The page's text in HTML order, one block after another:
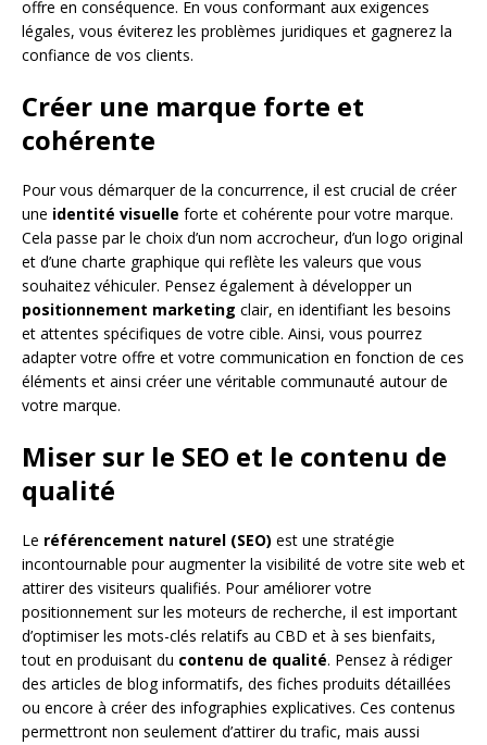
offre en conséquence. En vous conformant aux exigences
légales, vous éviterez les problèmes juridiques et gagnerez la
confiance de vos clients.
Créer une marque forte et
cohérente
Pour vous démarquer de la concurrence, il est crucial de créer
une identité visuelle forte et cohérente pour votre marque.
Cela passe par le choix d’un nom accrocheur, d’un logo original
et d’une charte graphique qui reflète les valeurs que vous
souhaitez véhiculer. Pensez également à développer un
positionnement marketing clair, en identifiant les besoins
et attentes spécifiques de votre cible. Ainsi, vous pourrez
adapter votre offre et votre communication en fonction de ces
éléments et ainsi créer une véritable communauté autour de
votre marque.
Miser sur le SEO et le contenu de
qualité
Le référencement naturel (SEO) est une stratégie
incontournable pour augmenter la visibilité de votre site web et
attirer des visiteurs qualifiés. Pour améliorer votre
positionnement sur les moteurs de recherche, il est important
d’optimiser les mots-clés relatifs au CBD et à ses bienfaits,
tout en produisant du contenu de qualité. Pensez à rédiger
des articles de blog informatifs, des fiches produits détaillées
ou encore à créer des infographies explicatives. Ces contenus
permettront non seulement d’attirer du trafic, mais aussi